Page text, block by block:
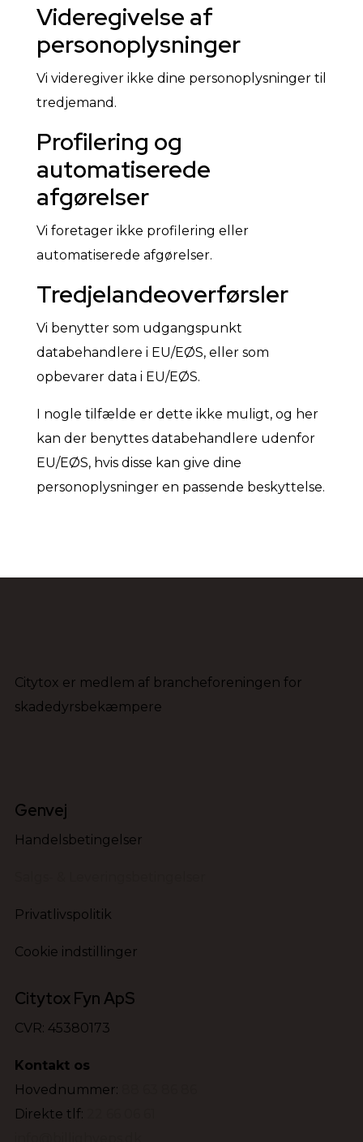
Videregivelse af
personoplysninger
Vi videregiver ikke dine personoplysninger til
tredjemand.
Profilering og
automatiserede
afgørelser
Vi foretager ikke profilering eller
automatiserede afgørelser.
Tredjelandeoverførsler
Vi benytter som udgangspunkt
databehandlere i EU/EØS, eller som
opbevarer data i EU/EØS.
I nogle tilfælde er dette ikke muligt, og her
kan der benyttes databehandlere udenfor
EU/EØS, hvis disse kan give dine
personoplysninger en passende beskyttelse.
Citytox er medlem af brancheforeningen for
skadedyrsbekæmpere
Genvej
Handelsbetingelser
Privatlivspolitik
Cookie indstillinger
Citytox Fyn ApS
CVR: 45380173
Kontakt os
Hovednummer:
Direkte tlf: